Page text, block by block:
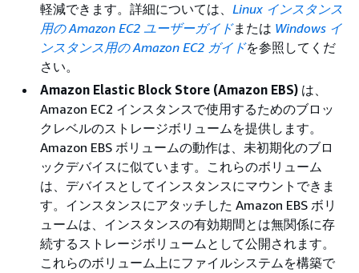
軽減できます。詳細については、 Linux インスタンス
用の Amazon EC2 ユーザーガイドまたは Windows イ
ンスタンス用の Amazon EC2 ガイドを参照してくだ
さい。
Amazon Elastic Block Store (Amazon EBS) は、
Amazon EC2 インスタンスで使用するためのブロッ
クレベルのストレージボリュームを提供します。
Amazon EBS ボリュームの動作は、未初期化のブロ
ックデバイスに似ています。これらのボリューム
は、デバイスとしてインスタンスにマウントできま
す。インスタンスにアタッチした Amazon EBS ボリ
ュームは、インスタンスの有効期間とは無関係に存
続するストレージボリュームとして公開されます。
これらのボリューム上にファイルシステムを構築で